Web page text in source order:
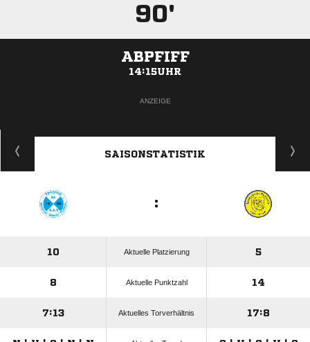
90'
ABPFIFF
14:15UHR
ANZEIGE
SAISONSTATISTIK
:
10 Aktuelle Platzierung 5
8 Aktuelle Punktzahl 14
7:13 Aktuelles Torverhältnis 17:8